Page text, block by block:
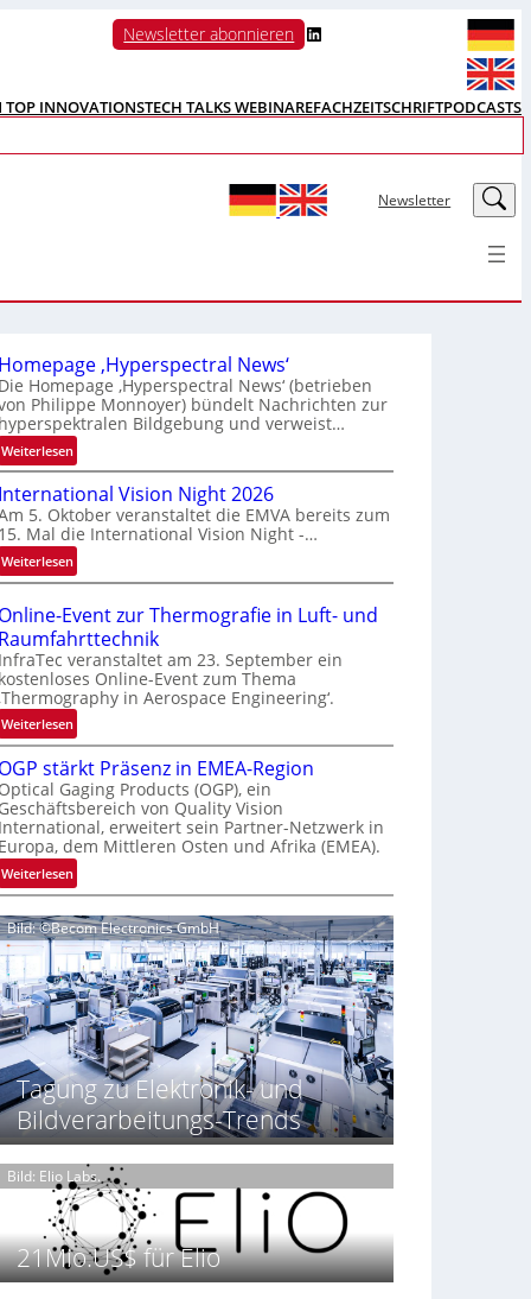
Newsletter abonnieren LinkedIn
TOP INNOVATIONSTECH TALKS WEBINAREFACHZEITSCHRIFTPODCASTS
Newsletter LinkedIn
‚Hyperspectral News‘
Homepage ‚Hyperspectral News‘ (betrieben
Philippe Monnoyer) bündelt Nachrichten zur
Bildgebung und verweist…
Weiterlesen:
H
o
m
e
p
a
‚
H
y
e
r
s
p
e
c
t
r
a
l
N
e
w
s
‘
Vision Night 2026
5. Oktober veranstaltet die EMVA bereits zum
Mal die International Vision Night -…
Weiterlesen:
I
t
e
r
n
t
i
o
n
a
l
V
i
s
i
n
N
i
g
h
t
2
0
2
6
Event zur Thermografie in Luft- und
veranstaltet am 23. September ein
Online-Event zum Thema
in Aerospace Engineering‘.
Weiterlesen:
O
n
l
i
n
e
-
v
e
n
t
z
u
r
T
e
m
o
g
r
a
f
stärkt Präsenz in EMEA-Region
Gaging Products (OGP), ein
von Quality Vision
erweitert sein Partner-Netzwerk in
dem Mittleren Osten und Afrika (EMEA).
Weiterlesen:
O
G
P
t
ä
r
k
t
P
r
ä
s
e
n
z
i
n
Bild: ©Becom Electronics GmbH
Tagung zu Elektronik- und
Bildverarbeitungs-Trends
Bild: Elio Labs.
21Mio.US$ für Elio